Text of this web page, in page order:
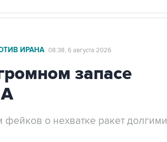
ИРАНА 08:38, 6 августа 2026
запасе
о нехватке ракет долгими